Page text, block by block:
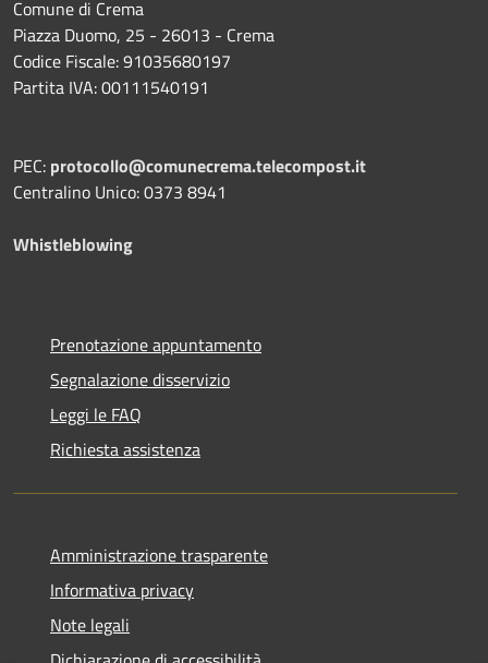
Comune di Crema
Piazza Duomo, 25 - 26013 - Crema
Codice Fiscale: 91035680197
Partita IVA: 00111540191
PEC: protocollo@comunecrema.telecompost.it
Centralino Unico: 0373 8941
Whistleblowing
Prenotazione appuntamento
Segnalazione disservizio
Leggi le FAQ
Richiesta assistenza
Amministrazione trasparente
Informativa privacy
Note legali